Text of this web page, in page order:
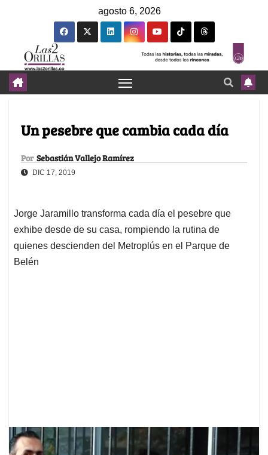
agosto 6, 2026
Un pesebre que cambia cada día
Por Sebastián Vallejo Ramírez
DIC 17, 2019
Jorge Jaramillo transforma cada día el pesebre que
exhibe desde de su casa, rompiendo la rutina de
quienes descienden del Metroplús en el Parque de
Belén